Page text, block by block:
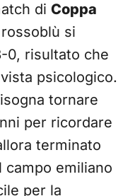
di Coppa
si
0, risultato che
psicologico.
tornare
per ricordare
terminato
campo emiliano
per la